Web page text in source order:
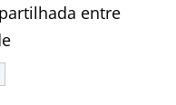
entre